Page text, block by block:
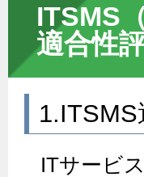
ITSMS
適合性
ITサービ